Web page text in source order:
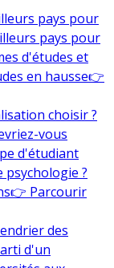
pays pour
pays pour
d'études et
en hausse👉
choisir ?
vous
d'étudiant
psychologie ?
👉 Parcourir
des
d'un